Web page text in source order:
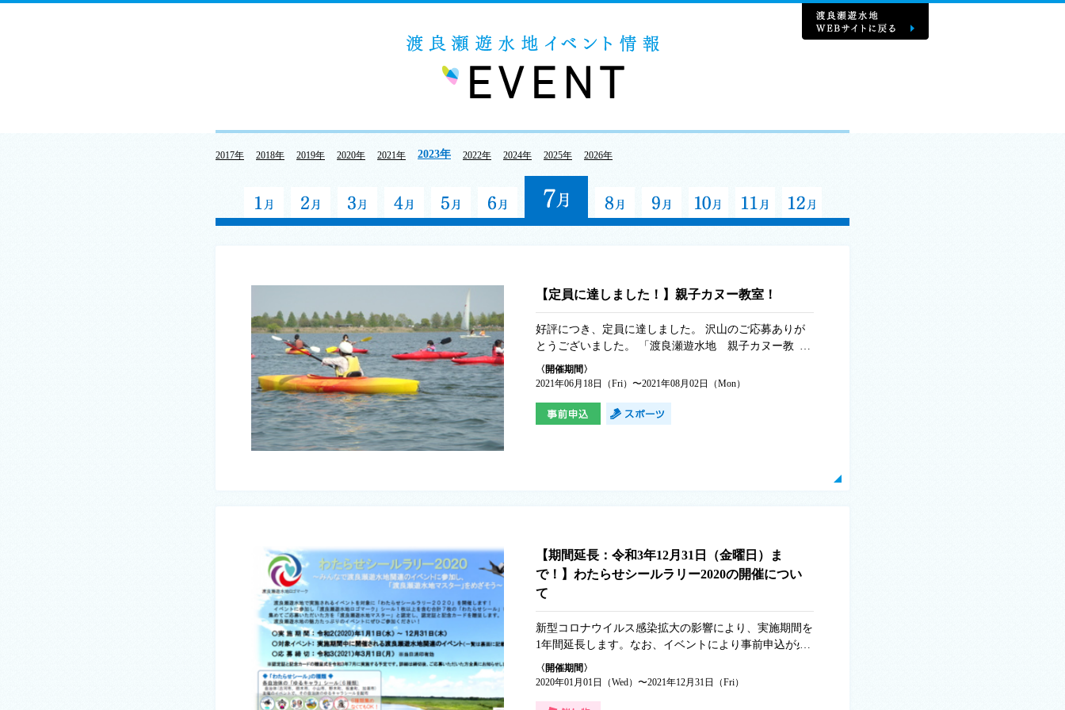
2017年 2018年 2019年 2020年 2021年 2023年 2022年 2024年 2025年 2026年
【定員に達しました！】親子カヌー教室！
好評につき、定員に達しました。 沢山のご応募ありが
とうございました。 「渡良瀬遊水地 親子カヌー教
室！」参加者募集のお知らせ ハート形の谷中湖でのび
のびとカヌーを体験しませんか？ 一見難しそうに見え
ークラブによる指導のもと、安全・安心にカヌーを楽し
限定とさせて頂く場合がございます。ご了承ください。
定員 先着28名（各回14名ずつ） 持ち物 濡れても良い服
装・靴、タオル、帽子、飲み物、着替え等 費用 無料 申
込 お電話にて渡良瀬遊水地課（Tel0282-62-0919）まで
お申し込みください。 受付期間は7月1日（木曜日）～
21日（水曜日）です。（土日をのぞく） また、カヌー
は1人乗りと2人乗りの2種類をご用意しております！ 時
間帯とカヌーにつきまして、ご希望がございましたらお
伝えください。 ※カヌーにつきまして、それぞれご用
〈開催期間〉
2021年06月18日（Fri）〜2021年08月02日（Mon）
【期間延長：令和3年12月31日（金曜日）ま
で！】わたらせシールラリー2020の開催につい
て
新型コロナウイルス感染拡大の影響により、実施期間を
1年間延長します。なお、イベントにより事前申込が必
要な場合や、実施年によって開催日等が異なる場合があ
りますので、各イベントの最新情報については実施団体
〈開催期間〉
2020年01月01日（Wed）〜2021年12月31日（Fri）